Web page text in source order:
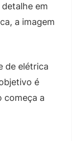
em
a imagem
de elétrica
é
começa a